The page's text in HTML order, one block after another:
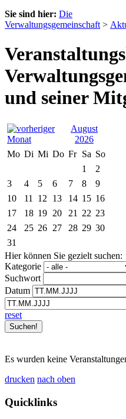
Sie sind hier: Die
Verwaltungsgemeinschaft >
und seiner
August
2026
Mo Di Mi Do Fr Sa So
1
2
3
4 5 6 7 8
9
10
11 12 13 14 15 16
17
18 19 20 21 22 23
24
25 26 27 28 29 30
31
Hier können Sie gezielt suchen:
Kategorie
Suchwort
Datum
reset
Es wurden keine
drucken nach oben
Quicklinks